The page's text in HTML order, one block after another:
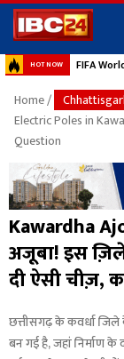
HOT NOW FIFA
Home/
Electric Poles in
Question
Kawardha
अजूबा! इस
दी ऐसी चीज़,
छत्तीसगढ़ के कवर्धा जिले
बन गई है, जहां निर्माण